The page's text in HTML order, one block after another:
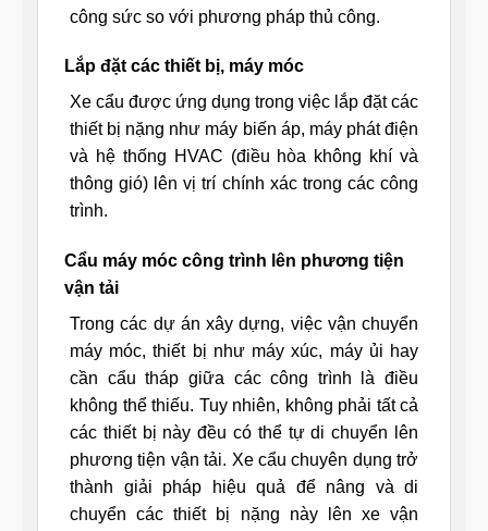
công sức so với phương pháp thủ công.
Lắp đặt các thiết bị, máy móc
Xe cẩu được ứng dụng trong việc lắp đặt các
thiết bị nặng như máy biến áp, máy phát điện
và hệ thống HVAC (điều hòa không khí và
thông gió) lên vị trí chính xác trong các công
trình.
Cẩu máy móc công trình lên phương tiện
vận tải
Trong các dự án xây dựng, việc vận chuyển
máy móc, thiết bị như máy xúc, máy ủi hay
cần cẩu tháp giữa các công trình là điều
không thể thiếu. Tuy nhiên, không phải tất cả
các thiết bị này đều có thể tự di chuyển lên
phương tiện vận tải. Xe cẩu chuyên dụng trở
thành giải pháp hiệu quả để nâng và di
chuyển các thiết bị nặng này lên xe vận